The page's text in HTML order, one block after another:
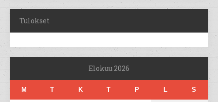
Tulokset
Elokuu 2026
M T K T P L S